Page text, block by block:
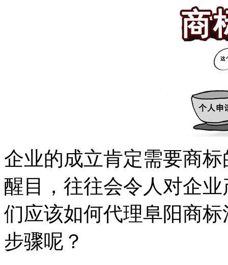
企业的成立肯定需要商
醒目，往往会令人对企
们应该如何代理阜阳商
步骤呢？